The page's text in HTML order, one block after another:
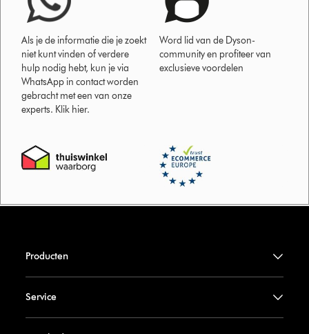
Als je de informatie die je zoekt
niet kunt vinden of verdere
hulp nodig hebt, kun je via
WhatsApp in contact worden
gebracht met een van onze
experts. Klik hier.
Word lid van de Dyson-
community en profiteer van
exclusieve voordelen
Producten
Service